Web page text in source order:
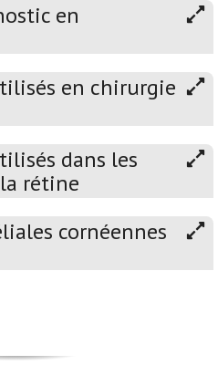
en
en chirurgie
dans les
rétine
cornéennes